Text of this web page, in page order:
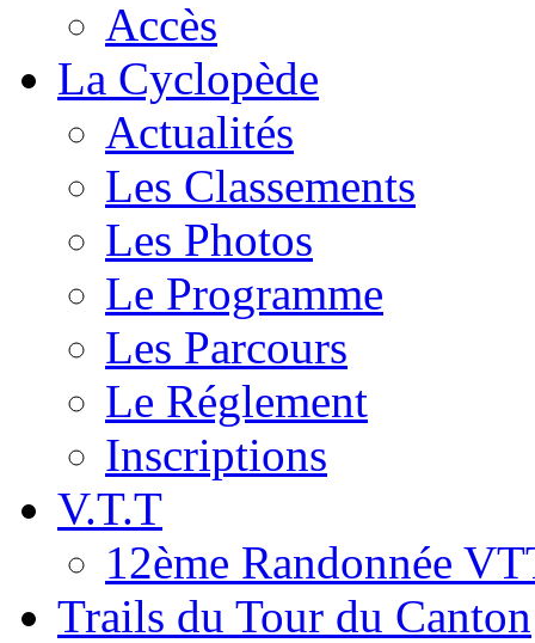
Accès
La Cyclopède
Actualités
Les Classements
Les Photos
Le Programme
Les Parcours
Le Réglement
Inscriptions
V.T.T
12ème Randonnée
Trails du Tour du Canton